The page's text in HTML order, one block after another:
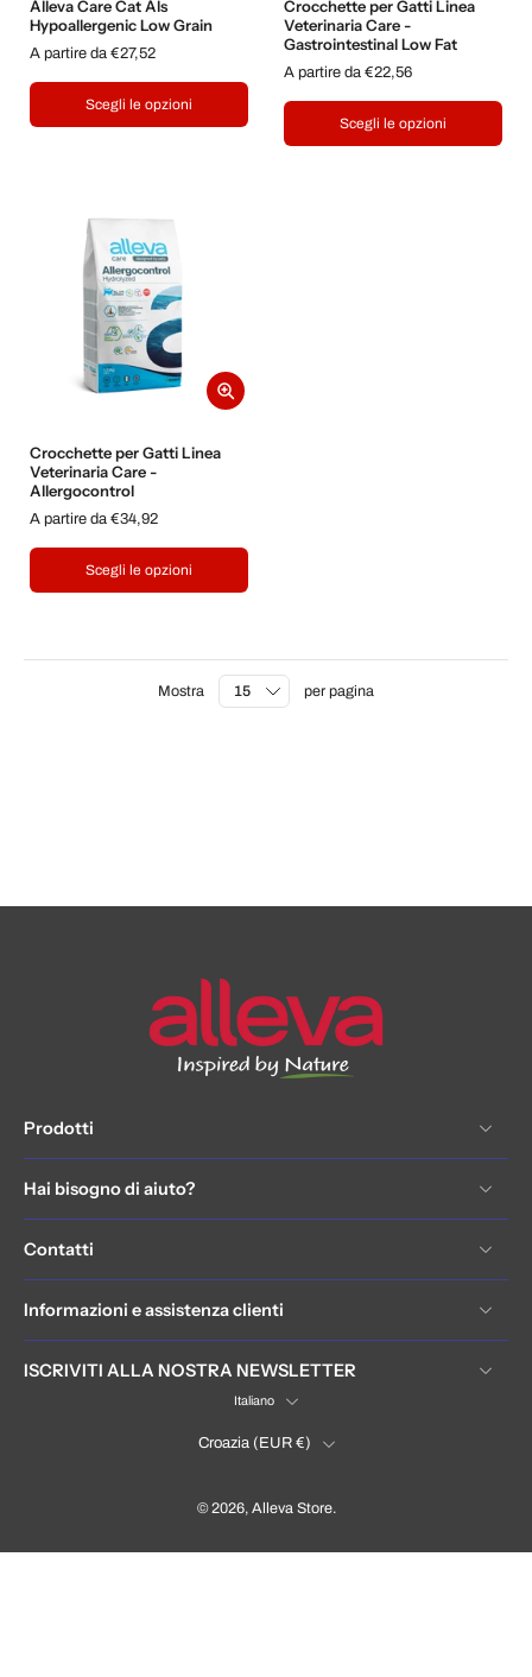
Alleva Care Cat Als
Hypoallergenic Low Grain
A partire da €27,52
Scegli le opzioni
Crocchette per Gatti Linea
Veterinaria Care -
Gastrointestinal Low Fat
A partire da €22,56
Scegli le opzioni
Crocchette per Gatti Linea
Veterinaria Care -
Allergocontrol
A partire da €34,92
Scegli le opzioni
Mostra per pagina
Prodotti
Hai bisogno di aiuto?
Contatti
Informazioni e assistenza clienti
ISCRIVITI ALLA NOSTRA NEWSLETTER
Italiano
Croazia ‎(EUR €)‎
© 2026, Alleva Store.